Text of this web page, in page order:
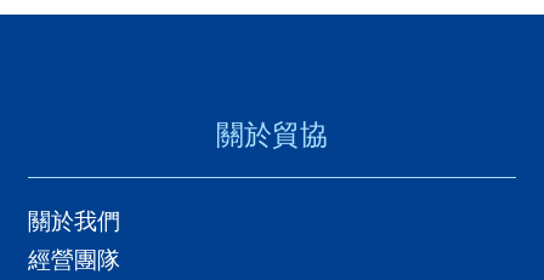
關於貿協
關於我們
經營團隊